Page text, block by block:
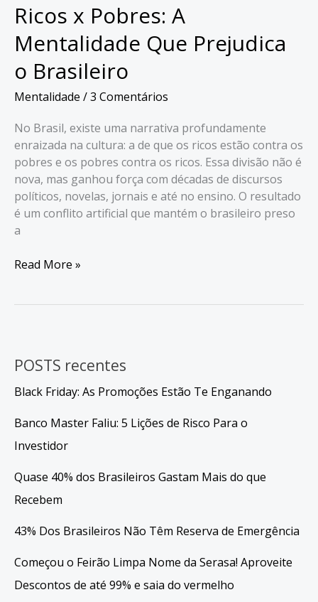
Ricos x Pobres: A
Mentalidade Que Prejudica
o Brasileiro
Mentalidade /3 Comentários
No Brasil, existe uma narrativa profundamente
enraizada na cultura: a de que os ricos estão contra os
pobres e os pobres contra os ricos. Essa divisão não é
nova, mas ganhou força com décadas de discursos
políticos, novelas, jornais e até no ensino. O resultado
é um conflito artificial que mantém o brasileiro preso
a
Ricos
Prejudica
Brasileiro
Read More »
POSTS recentes
Black Friday: As Promoções Estão Te Enganando
Banco Master Faliu: 5 Lições de Risco Para o
Investidor
Quase 40% dos Brasileiros Gastam Mais do que
Recebem
43% Dos Brasileiros Não Têm Reserva de Emergência
Começou o Feirão Limpa Nome da Serasa! Aproveite
Descontos de até 99% e saia do vermelho